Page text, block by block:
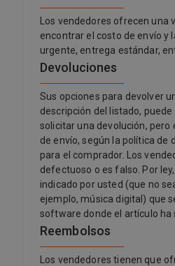
Los vendedores ofrecen
encontrar el costo de envío y
urgente, entrega estándar,
Devoluciones
Sus opciones para devolver
descripción del listado,
solicitar una devolución, pero
de envío, según la política
para el comprador. Los
defectuoso o es falso. Por
indicado por usted (que no
ejemplo, música digital) que
software donde el artículo ha
Reembolsos
Los vendedores tienen que